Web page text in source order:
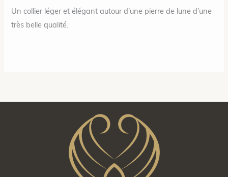
Un collier léger et élégant autour d’une pierre de lune d’une
très belle qualité.